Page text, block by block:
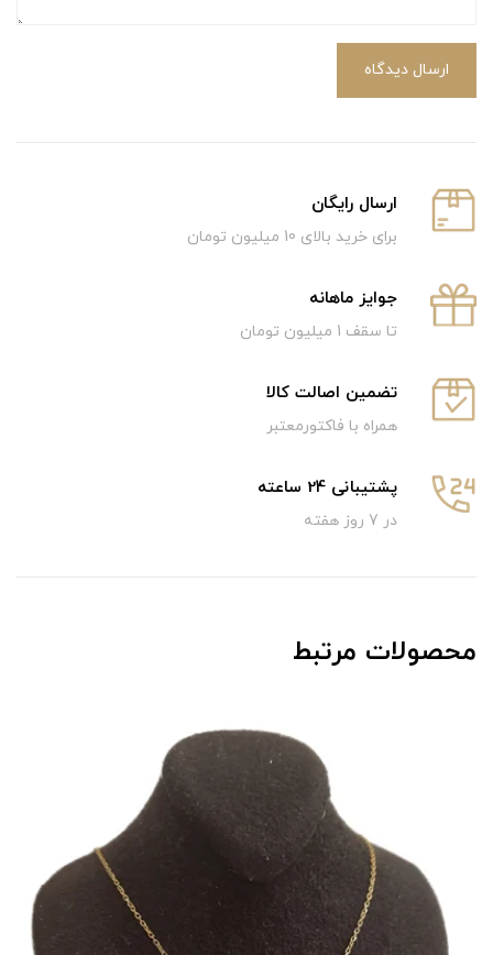
ارسال دیدگاه
ارسال رایگان
برای خرید بالای 10 میلیون تومان
جوایز ماهانه
تا سقف 1 میلیون تومان
تضمین اصالت کالا
همراه با فاکتورمعتبر
پشتیبانی 24 ساعته
در 7 روز هفته
محصولات مرتبط